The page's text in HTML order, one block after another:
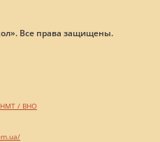
Все права защищены.
НМТ / ВНО